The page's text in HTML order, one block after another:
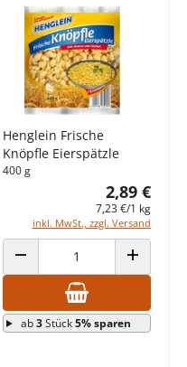
Henglein Frische
Knöpfle Eierspätzle
400 g
2,89 €
7,23 €/1 kg
inkl. MwSt., zzgl. Versand
ANZAHL VERRINGERN ANZAHL
ab3Stück5% sparen